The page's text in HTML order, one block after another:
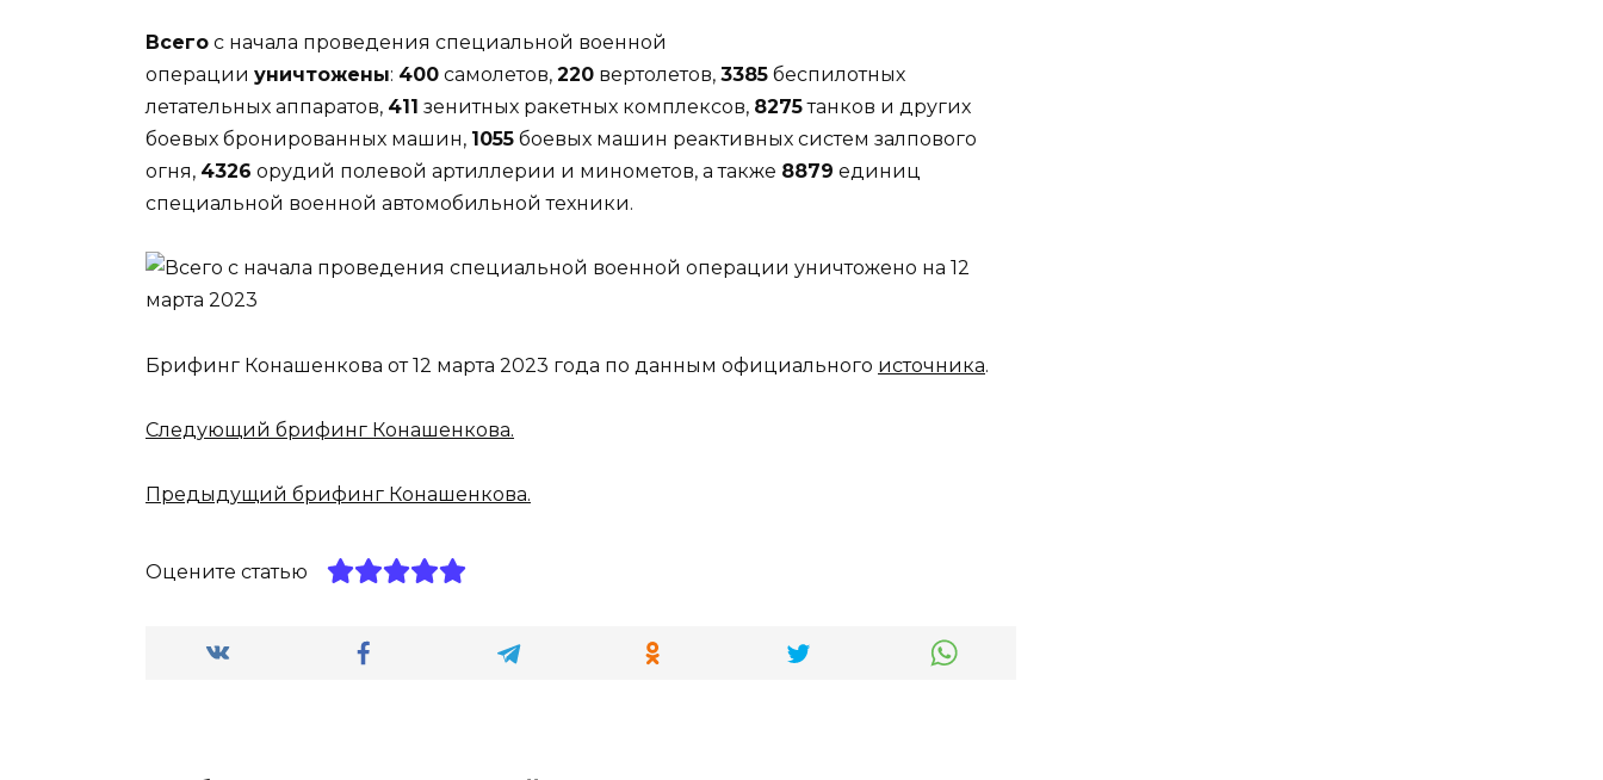
Всего с начала проведения специальной военной
операции уничтожены: 400 самолетов, 220 вертолетов, 3385 беспилотных
летательных аппаратов, 411 зенитных ракетных комплексов, 8275танков и других
боевых бронированных машин, 1055 боевых машин реактивных систем залпового
огня, 4326 орудий полевой артиллерии и минометов, а также 8879 единиц
специальной военной автомобильной техники.
Брифинг Конашенкова от 12 марта 2023 года по данным официального источника.
Следующий брифинг Конашенкова.
Предыдущий брифинг Конашенкова.
Оцените статью